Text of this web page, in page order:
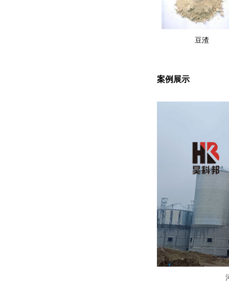
豆渣
案例展示